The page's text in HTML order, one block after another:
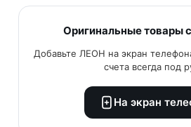
Оригинальные товары
Добавьте ЛЕОН на экран
счета всегда под
На экран